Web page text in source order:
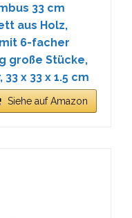
33 cm
aus Holz,
6-facher
große Stücke,
x 33 x 1.5 cm
Siehe auf Amazon